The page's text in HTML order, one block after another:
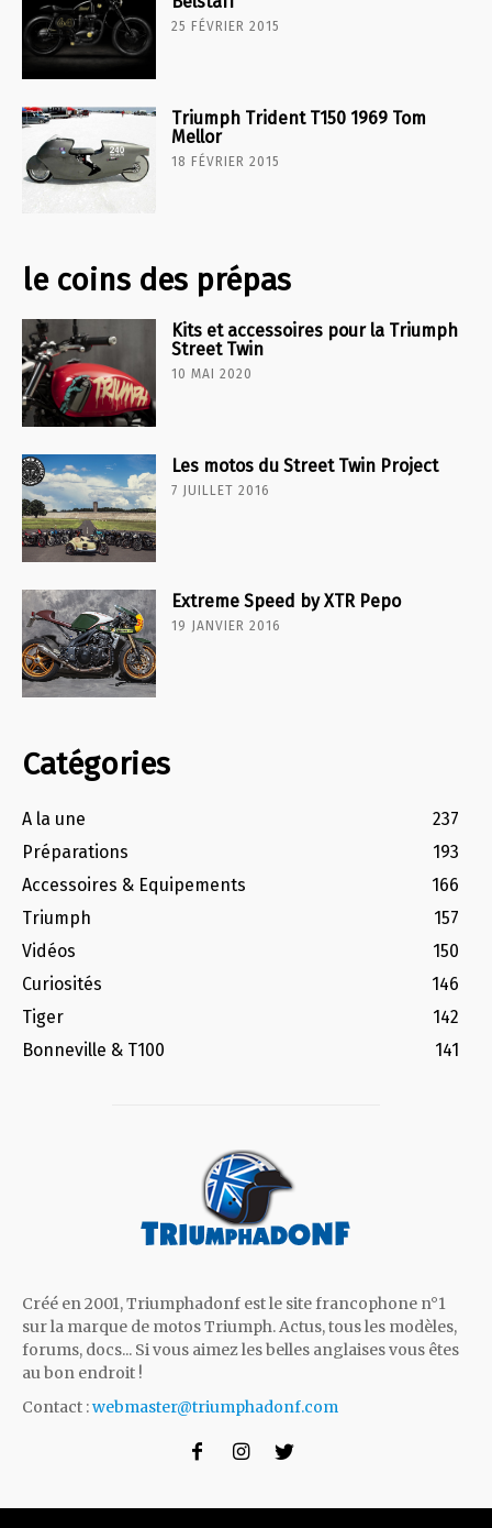
25 FÉVRIER 2015
Triumph Trident T150 1969 Tom
Mellor
18 FÉVRIER 2015
le coins des prépas
Kits et accessoires pour la Triumph
Street Twin
10 MAI 2020
Les motos du Street Twin Project
7 JUILLET 2016
Extreme Speed by XTR Pepo
19 JANVIER 2016
Catégories
A la une
237
Préparations
193
Accessoires & Equipements
166
Triumph
157
Vidéos
150
Curiosités
146
Tiger
142
Bonneville & T100
141
Créé en 2001, Triumphadonf est le site francophone n°1
sur la marque de motos Triumph. Actus, tous les modèles,
forums, docs... Si vous aimez les belles anglaises vous êtes
au bon endroit !
Contact :webmaster@triumphadonf.com